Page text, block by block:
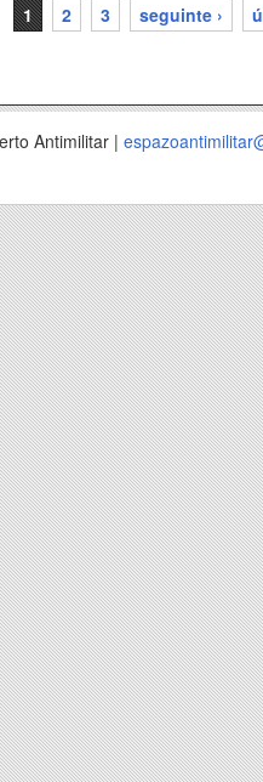
1 2 3 seguinte ›
Antimilitar |